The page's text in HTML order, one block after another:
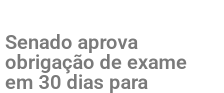
Senado aprova
obrigação de exame
em 30 dias para